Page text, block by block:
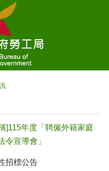
]115年度「聘僱外籍家庭
令宣導會」
招標公告